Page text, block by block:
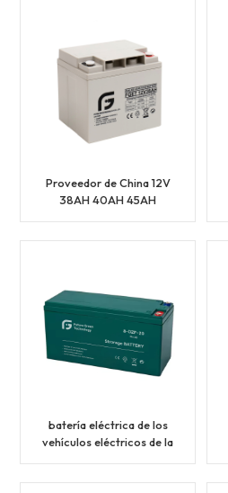
Proveedor de China 12V
38AH 40AH 45AH
batería eléctrica de los
vehículos eléctricos de la